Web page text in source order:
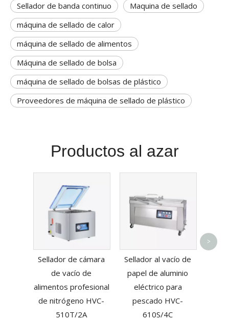
Sellador de banda continuo
Maquina de sellado
máquina de sellado de calor
máquina de sellado de alimentos
Máquina de sellado de bolsa
máquina de sellado de bolsas de plástico
Proveedores de máquina de sellado de plástico
Productos al azar
Sellador de cámara
de vacío de
alimentos profesional
de nitrógeno HVC-
510T/2A
Sellador al vacío de
papel de aluminio
eléctrico para
pescado HVC-
610S/4C
>